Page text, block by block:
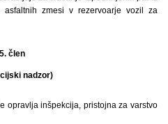
asfaltnih zmesi v rezervoarje vozil za
5. člen
nadzor)
opravlja inšpekcija, pristojna za varstvo